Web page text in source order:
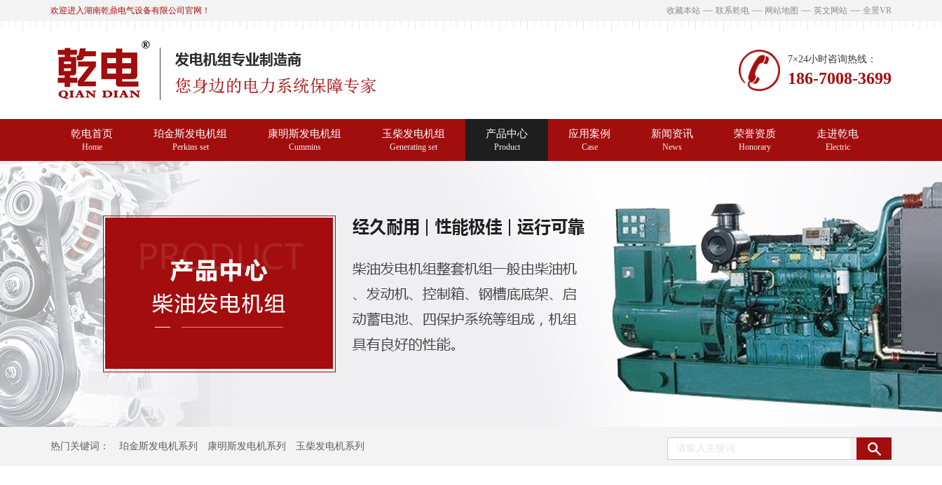
欢迎进入湖南乾鼎电气设备有限公司官网！ 收藏本站 — 联系乾电 — 网站地图 — 英文网站 — 全景VR
7×24小时咨询热线：
186-7008-3699
乾电首页
Home
珀金斯发电机组
Perkins set
康明斯发电机组
Cummins
玉柴发电机组
Generating set
产品中心
Product
应用案例
Case
新闻资讯
News
荣誉资质
Honorary
走进乾电
Electric
热门关键词： 珀金斯发电机系列 康明斯发电机系列 玉柴发电机系列